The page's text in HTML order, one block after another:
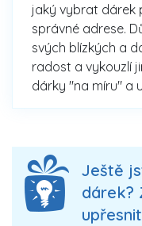
jaký vybrat dárek
správné adrese.
svých blízkých a
radost a vykouzlí
dárky "na míru" a
Ještě
dárek?